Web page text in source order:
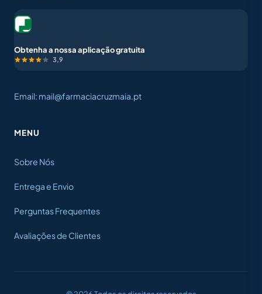
Obtenha a nossa aplicação gratuita
3,9
Email: mail@farmaciacruzmaia.pt
MENU
Sobre Nós
Entrega e Envio
Perguntas Frequentes
Avaliações de Clientes